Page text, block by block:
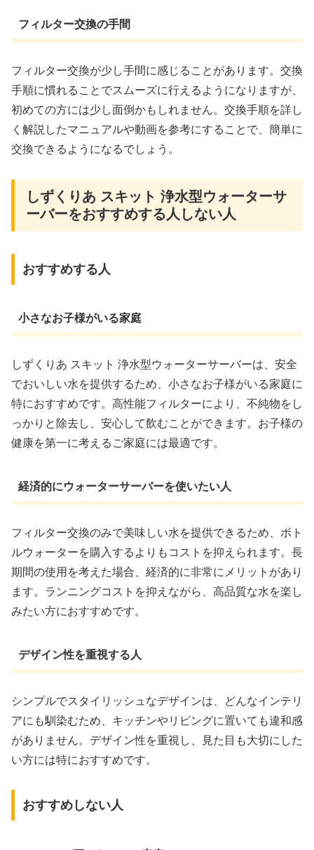
フィルター交換の手間
フィルター交換が少し手間に感じることがあります。交換
手順に慣れることでスムーズに行えるようになりますが、
初めての方には少し面倒かもしれません。交換手順を詳し
く解説したマニュアルや動画を参考にすることで、簡単に
交換できるようになるでしょう。
しずくりあ スキット 浄水型ウォーターサ
ーバーをおすすめする人しない人
おすすめする人
小さなお子様がいる家庭
しずくりあ スキット 浄水型ウォーターサーバーは、安全
でおいしい水を提供するため、小さなお子様がいる家庭に
特におすすめです。高性能フィルターにより、不純物をし
っかりと除去し、安心して飲むことができます。お子様の
健康を第一に考えるご家庭には最適です。
経済的にウォーターサーバーを使いたい人
フィルター交換のみで美味しい水を提供できるため、ボト
ルウォーターを購入するよりもコストを抑えられます。長
期間の使用を考えた場合、経済的に非常にメリットがあり
ます。ランニングコストを抑えながら、高品質な水を楽し
みたい方におすすめです。
デザイン性を重視する人
シンプルでスタイリッシュなデザインは、どんなインテリ
アにも馴染むため、キッチンやリビングに置いても違和感
がありません。デザイン性を重視し、見た目も大切にした
い方には特におすすめです。
おすすめしない人